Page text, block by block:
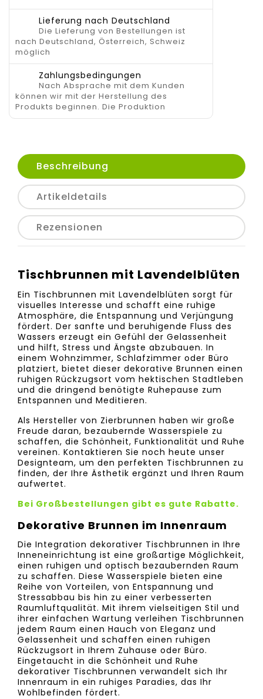
Lieferung nach Deutschland
Die Lieferung von Bestellungen ist
nach Deutschland, Österreich, Schweiz
möglich
Zahlungsbedingungen
Nach Absprache mit dem Kunden
können wir mit der Herstellung des
Produkts beginnen. Die Produktion
Beschreibung
Artikeldetails
Rezensionen
Tischbrunnen mit Lavendelblüten
Ein Tischbrunnen mit Lavendelblüten sorgt für
visuelles Interesse und schafft eine ruhige
Atmosphäre, die Entspannung und Verjüngung
fördert. Der sanfte und beruhigende Fluss des
Wassers erzeugt ein Gefühl der Gelassenheit
und hilft, Stress und Ängste abzubauen. In
einem Wohnzimmer, Schlafzimmer oder Büro
platziert, bietet dieser dekorative Brunnen einen
ruhigen Rückzugsort vom hektischen Stadtleben
und die dringend benötigte Ruhepause zum
Entspannen und Meditieren.
Als Hersteller von Zierbrunnen haben wir große
Freude daran, bezaubernde Wasserspiele zu
schaffen, die Schönheit, Funktionalität und Ruhe
vereinen. Kontaktieren Sie noch heute unser
Designteam, um den perfekten Tischbrunnen zu
finden, der Ihre Ästhetik ergänzt und Ihren Raum
aufwertet.
Bei Großbestellungen gibt es gute Rabatte.
Dekorative Brunnen im Innenraum
Die Integration dekorativer Tischbrunnen in Ihre
Inneneinrichtung ist eine großartige Möglichkeit,
einen ruhigen und optisch bezaubernden Raum
zu schaffen. Diese Wasserspiele bieten eine
Reihe von Vorteilen, von Entspannung und
Stressabbau bis hin zu einer verbesserten
Raumluftqualität. Mit ihrem vielseitigen Stil und
ihrer einfachen Wartung verleihen Tischbrunnen
jedem Raum einen Hauch von Eleganz und
Gelassenheit und schaffen einen ruhigen
Rückzugsort in Ihrem Zuhause oder Büro.
Eingetaucht in die Schönheit und Ruhe
dekorativer Tischbrunnen verwandelt sich Ihr
Innenraum in ein ruhiges Paradies, das Ihr
Wohlbefinden fördert.